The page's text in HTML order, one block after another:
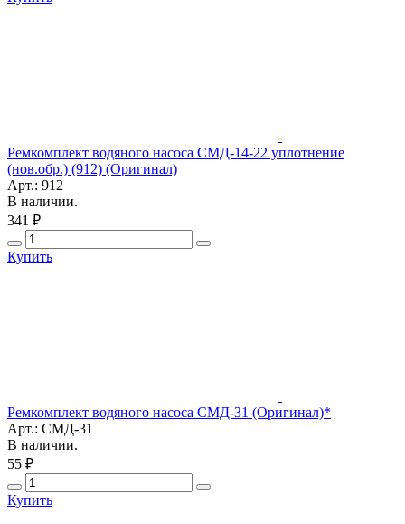
Ремкомплект водяного насоса СМД-14-22 уплотнение
(нов.обр.) (912) (Оригинал)
Арт.: 912
В наличии.
341 ₽
Купить
Ремкомплект водяного насоса СМД-31 (Оригинал)*
Арт.: СМД-31
В наличии.
55 ₽
Купить